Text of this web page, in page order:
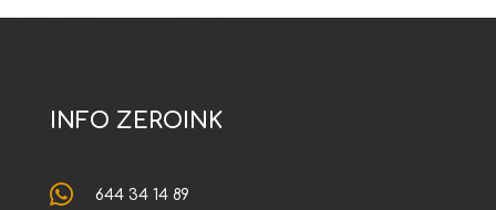
INFO ZEROINK
 644 34 14 89